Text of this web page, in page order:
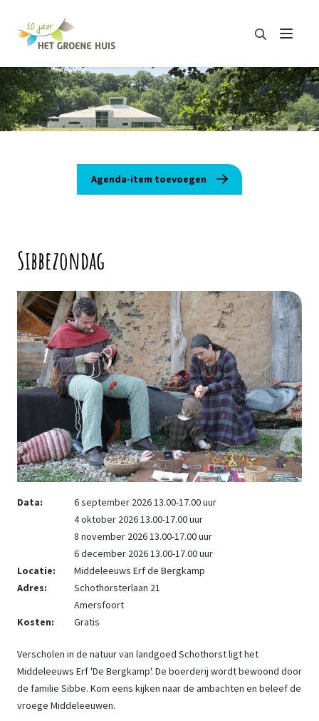
Menu
Zoeken
Agenda-item toevoegen
Sibbezondag
Data:
6 september 2026 13.00-17.00 uur
4 oktober 2026 13.00-17.00 uur
8 november 2026 13.00-17.00 uur
6 december 2026 13.00-17.00 uur
Locatie:
Middeleeuws Erf de Bergkamp
Adres:
Schothorsterlaan 21
Amersfoort
Kosten:
Gratis
Verscholen in de natuur van landgoed Schothorst ligt het
Middeleeuws Erf 'De Bergkamp'. De boerderij wordt bewoond door
de familie Sibbe. Kom eens kijken naar de ambachten en beleef de
vroege Middeleeuwen.